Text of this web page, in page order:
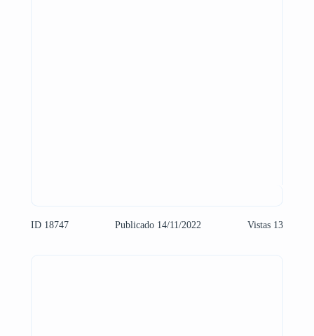
ID 18747 Publicado 14/11/2022 Vistas 13